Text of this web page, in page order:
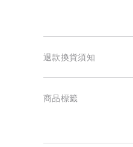
退款換貨須知
商品標籤